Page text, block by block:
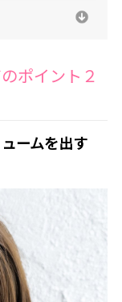
ポイント２
ームを出す